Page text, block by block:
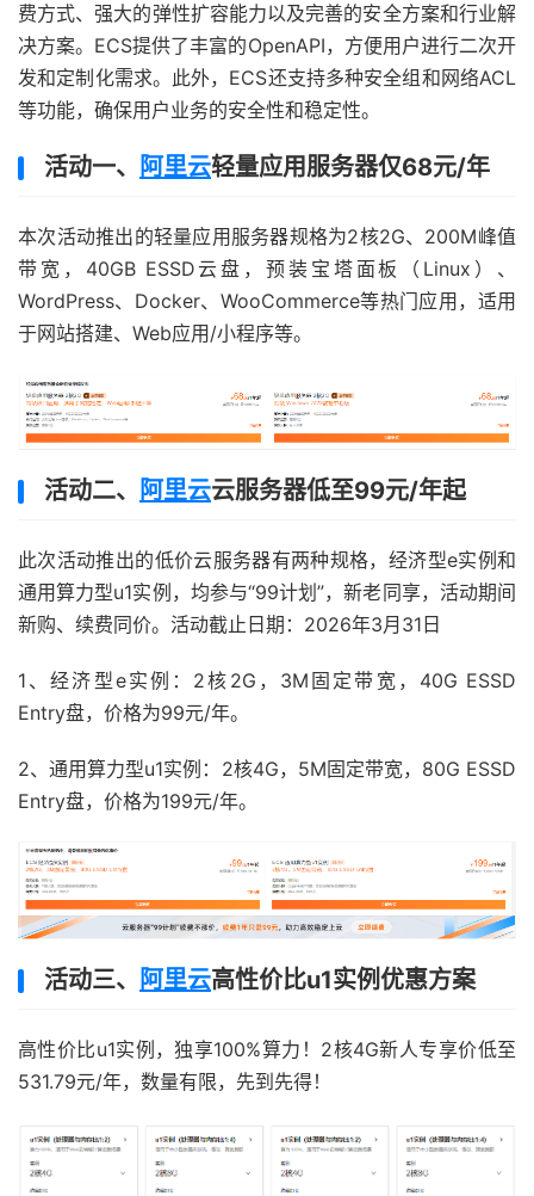
费方式、强大的弹性扩容能力以及完善的安全方案和行业解
决方案。ECS提供了丰富的OpenAPI，方便用户进行二次开
发和定制化需求。此外，ECS还支持多种安全组和网络ACL
等功能，确保用户业务的安全性和稳定性。
活动一、 阿里云轻量应用服务器仅68元/年
本次活动推出的轻量应用服务器规格为2核2G、200M峰值
带宽，40GB ESSD云盘，预装宝塔面板（Linux）、
WordPress、Docker、WooCommerce等热门应用，适用
于网站搭建、Web应用/小程序等。
活动二、 阿里云云服务器低至99元/年起
此次活动推出的低价云服务器有两种规格，经济型e实例和
通用算力型u1实例，均参与“99计划”，新老同享，活动期间
新购、续费同价。活动截止日期：2026年3月31日
1、经济型e实例：2核2G，3M固定带宽，40G ESSD
Entry盘，价格为99元/年。
2、通用算力型u1实例：2核4G，5M固定带宽，80G ESSD
Entry盘，价格为199元/年。
活动三、 阿里云高性价比u1实例优惠方案
高性价比u1实例，独享100%算力！2核4G新人专享价低至
531.79元/年，数量有限，先到先得！